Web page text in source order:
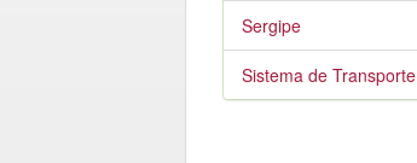
Sergipe
Sistema de Transporte